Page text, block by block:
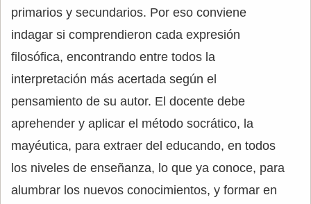
primarios y secundarios. Por eso conviene
indagar si comprendieron cada expresión
filosófica, encontrando entre todos la
interpretación más acertada según el
pensamiento de su autor. El docente debe
aprehender y aplicar el método socrático, la
mayéutica, para extraer del educando, en todos
los niveles de enseñanza, lo que ya conoce, para
alumbrar los nuevos conocimientos, y formar en